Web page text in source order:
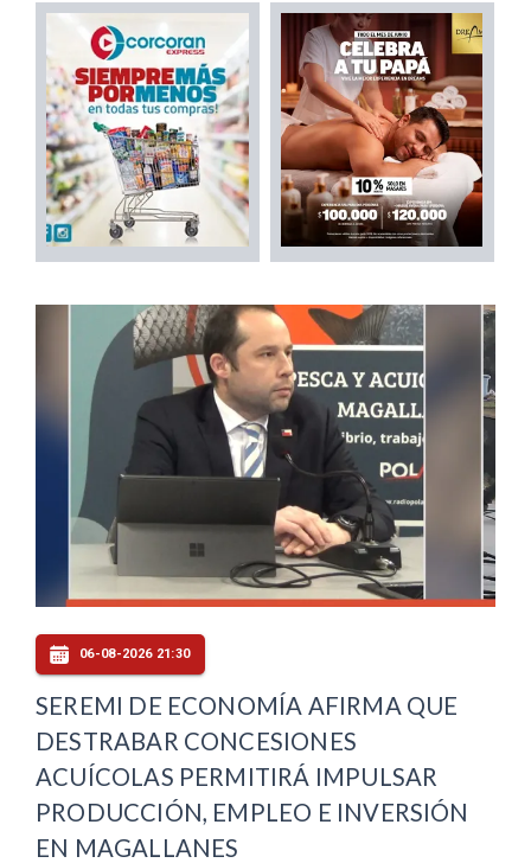
06-08-2026 21:30
SEREMI DE ECONOMÍA AFIRMA QUE
DESTRABAR CONCESIONES
ACUÍCOLAS PERMITIRÁ IMPULSAR
PRODUCCIÓN, EMPLEO E INVERSIÓN
EN MAGALLANES